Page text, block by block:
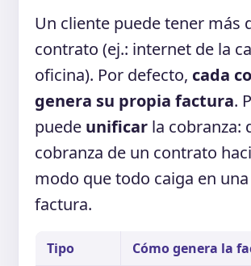
Un cliente puede tener más
contrato (ej.: internet de la
oficina). Por defecto, cada
genera su propia factura.
puede unificar la cobranza:
cobranza de un contrato
modo que todo caiga en
factura.
Tipo Cómo genera la